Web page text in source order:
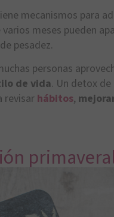
mecanismos para
meses pueden
pesadez.
personas
de vida. Un detox de
revisar hábitos,